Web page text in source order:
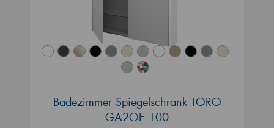
Badezimmer Spiegelschrank TORO
GA2OE 100